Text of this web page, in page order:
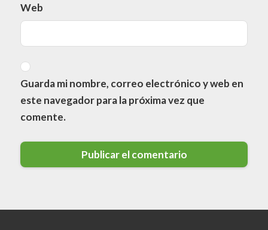
Web
Guarda mi nombre, correo electrónico y web en
este navegador para la próxima vez que
comente.